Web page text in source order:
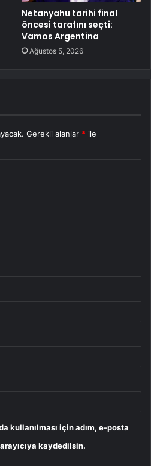
Netanyahu tarihi final
öncesi tarafını seçti:
Vamos Argentina
Ağustos 5, 2026
Gerekli alanlar * ile
kullanılması için adım, e-posta
kaydedilsin.